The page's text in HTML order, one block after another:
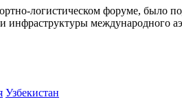
логистическом форуме, было
инфраструктуры международного
Узбекистан